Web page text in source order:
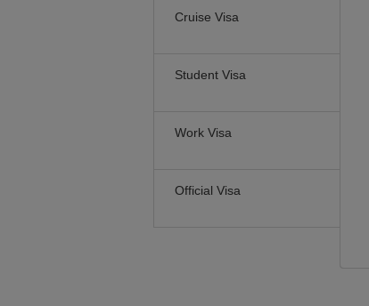
Cruise Visa
Student Visa
Work Visa
Official Visa